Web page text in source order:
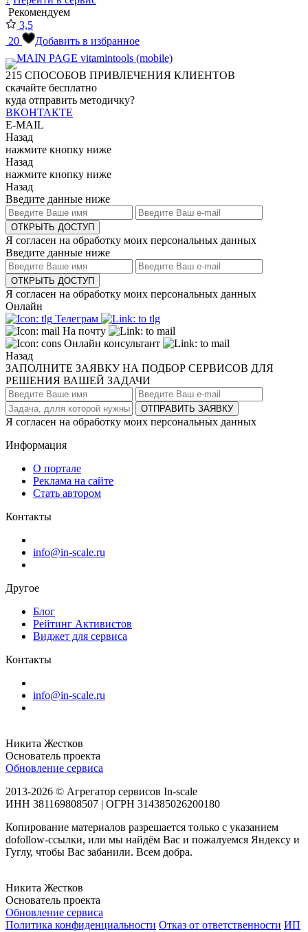
Рекомендуем
3,5
20
Добавить в избранное
215 СПОСОБОВ ПРИВЛЕЧЕНИЯ КЛИЕНТОВ
скачайте бесплатно
куда отправить методичку?
ВКОНТАКТЕ
E-MAIL
Назад
нажмите кнопку ниже
Назад
нажмите кнопку ниже
Назад
Введите данные ниже
ОТКРЫТЬ ДОСТУП
Я согласен на обработку моих персональных данных
Введите данные ниже
ОТКРЫТЬ ДОСТУП
Я согласен на обработку моих персональных данных
Онлайн
Телеграм
На почту
Онлайн консультант
Назад
ЗАПОЛНИТЕ ЗАЯВКУ НА ПОДБОР СЕРВИСОВ ДЛЯ
РЕШЕНИЯ ВАШЕЙ ЗАДАЧИ
ОТПРАВИТЬ ЗАЯВКУ
Я согласен на обработку моих персональных данных
Информация
О портале
Реклама на сайте
Стать автором
Контакты
info@in-scale.ru
Другое
Блог
Рейтинг Активистов
Виджет для сервиса
Контакты
info@in-scale.ru
Никита Жестков
Основатель проекта
Обновление сервиса
2013-2026 © Агрегатор сервисов In-scale
ИНН 381169808507 | ОГРН 314385026200180
Копирование материалов разрешается только с указанием
dofollow-ссылки, или мы найдём Вас и пожалуемся Яндексу и
Гуглу, чтобы Вас забанили. Всем добра.
Никита Жестков
Основатель проекта
Обновление сервиса
Политика конфиденциальности Отказ от ответственности ИП